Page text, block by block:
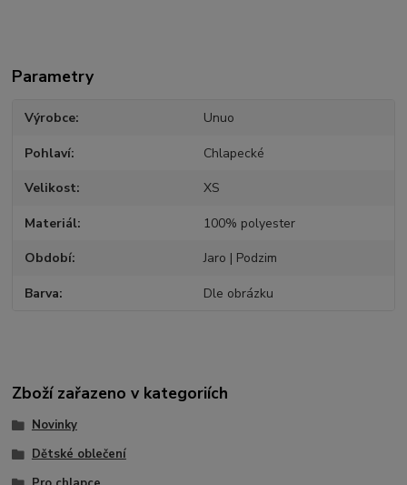
Parametry
Výrobce Unuo
Pohlaví Chlapecké
Velikost XS
Materiál 100% polyester
Období Jaro | Podzim
Barva Dle obrázku
Zboží zařazeno v kategoriích
Novinky
Dětské oblečení